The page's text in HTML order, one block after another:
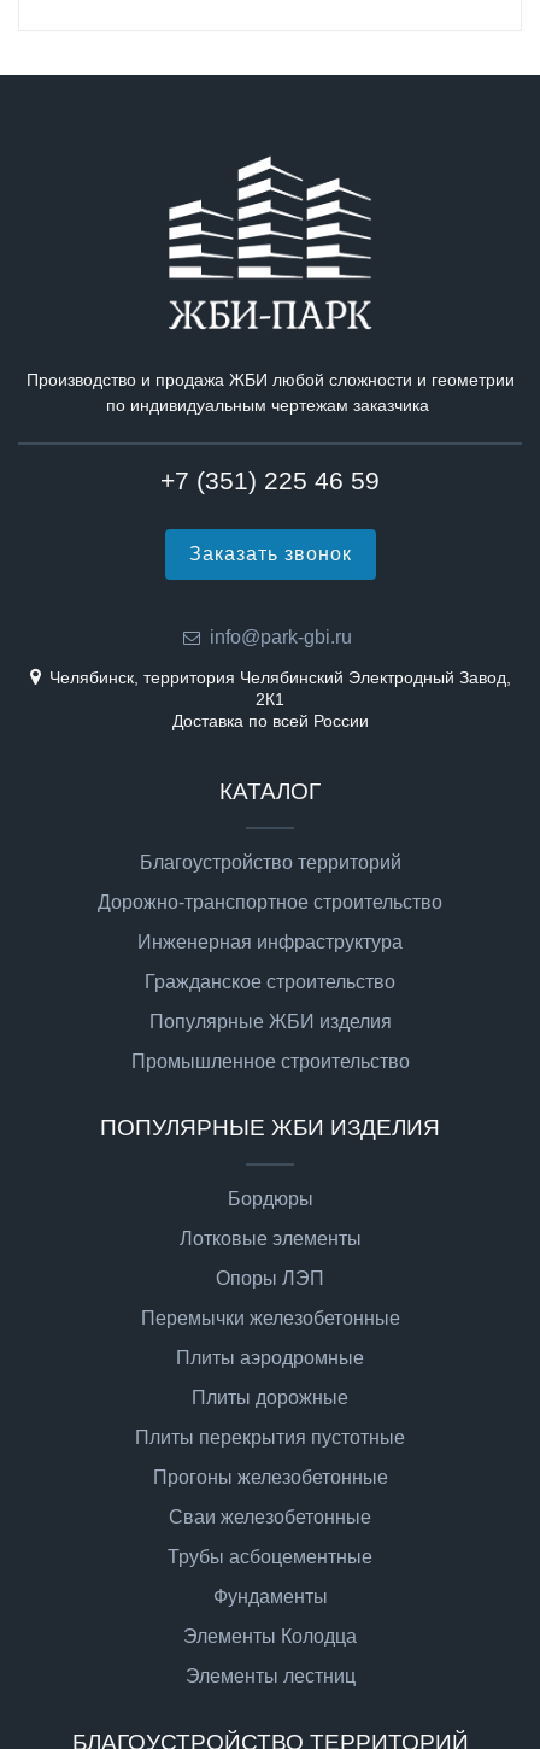
Производство и продажа ЖБИ любой сложности и геометрии
по индивидуальным чертежам заказчика
+7 (351) 225 46 59
Заказать звонок
info@park-gbi.ru
Челябинск, территория Челябинский Электродный Завод,
2К1
Доставка по всей России
КАТАЛОГ
Благоустройство территорий
Дорожно-транспортное строительство
Инженерная инфраструктура
Гражданское строительство
Популярные ЖБИ изделия
Промышленное строительство
ПОПУЛЯРНЫЕ ЖБИ ИЗДЕЛИЯ
Бордюры
Лотковые элементы
Опоры ЛЭП
Перемычки железобетонные
Плиты аэродромные
Плиты дорожные
Плиты перекрытия пустотные
Прогоны железобетонные
Сваи железобетонные
Трубы асбоцементные
Фундаменты
Элементы Колодца
Элементы лестниц
БЛАГОУСТРОЙСТВО ТЕРРИТОРИЙ